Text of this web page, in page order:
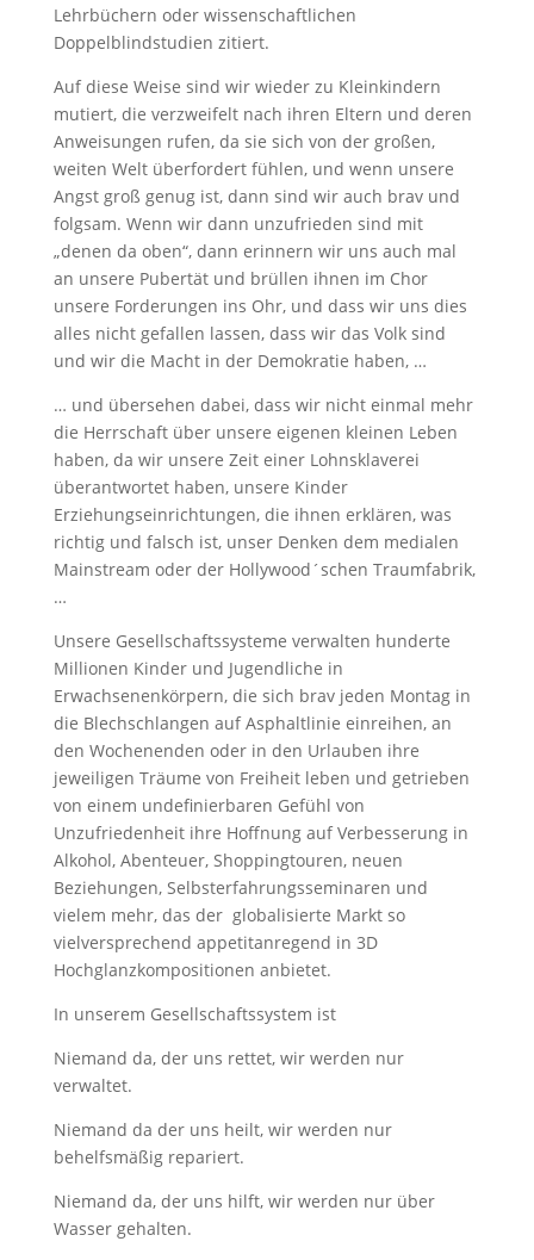
Lehrbüchern oder wissenschaftlichen
Doppelblindstudien zitiert.
Auf diese Weise sind wir wieder zu Kleinkindern
mutiert, die verzweifelt nach ihren Eltern und deren
Anweisungen rufen, da sie sich von der großen,
weiten Welt überfordert fühlen, und wenn unsere
Angst groß genug ist, dann sind wir auch brav und
folgsam. Wenn wir dann unzufrieden sind mit
„denen da oben“, dann erinnern wir uns auch mal
an unsere Pubertät und brüllen ihnen im Chor
unsere Forderungen ins Ohr, und dass wir uns dies
alles nicht gefallen lassen, dass wir das Volk sind
und wir die Macht in der Demokratie haben, …
… und übersehen dabei, dass wir nicht einmal mehr
die Herrschaft über unsere eigenen kleinen Leben
haben, da wir unsere Zeit einer Lohnsklaverei
überantwortet haben, unsere Kinder
Erziehungseinrichtungen, die ihnen erklären, was
richtig und falsch ist, unser Denken dem medialen
Mainstream oder der Hollywood´schen Traumfabrik,
…
Unsere Gesellschaftssysteme verwalten hunderte
Millionen Kinder und Jugendliche in
Erwachsenenkörpern, die sich brav jeden Montag in
die Blechschlangen auf Asphaltlinie einreihen, an
den Wochenenden oder in den Urlauben ihre
jeweiligen Träume von Freiheit leben und getrieben
von einem undefinierbaren Gefühl von
Unzufriedenheit ihre Hoffnung auf Verbesserung in
Alkohol, Abenteuer, Shoppingtouren, neuen
Beziehungen, Selbsterfahrungsseminaren und
vielem mehr, das der globalisierte Markt so
vielversprechend appetitanregend in 3D
Hochglanzkompositionen anbietet.
In unserem Gesellschaftssystem ist
Niemand da, der uns rettet, wir werden nur
verwaltet.
Niemand da der uns heilt, wir werden nur
behelfsmäßig repariert.
Niemand da, der uns hilft, wir werden nur über
Wasser gehalten.